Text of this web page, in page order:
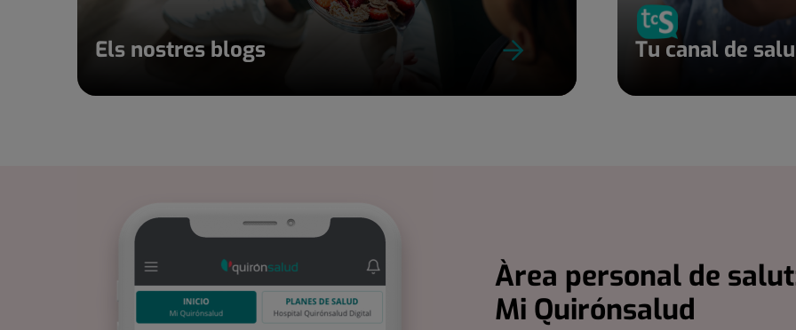
Els nostres blogs Tu canal de
Àrea personal de
Mi Quirónsalud